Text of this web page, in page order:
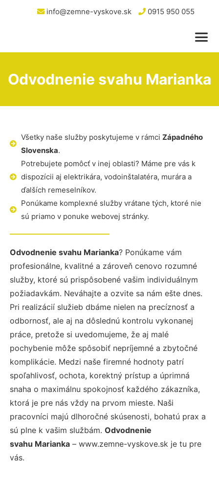
info@zemne-vyskove.sk 0915 950 055
Odvodnenie svahu Marianka
Všetky naše služby poskytujeme v rámci Západného
Slovenska.
Potrebujete pomôcť v inej oblasti? Máme pre vás k
dispozícii aj elektrikára, vodoinštalatéra, murára a
ďalších remeselníkov.
Ponúkame komplexné služby vrátane tých, ktoré nie
sú priamo v ponuke webovej stránky.
Odvodnenie svahu Marianka? Ponúkame vám
profesionálne, kvalitné a zároveň cenovo rozumné
služby, ktoré sú prispôsobené vašim individuálnym
požiadavkám. Neváhajte a ozvite sa nám ešte dnes.
Pri realizácií služieb dbáme nielen na precíznosť a
odbornosť, ale aj na dôslednú kontrolu vykonanej
práce, pretože si uvedomujeme, že aj malé
pochybenie môže spôsobiť nepríjemné a zbytočné
komplikácie. Medzi naše firemné hodnoty patrí
spoľahlivosť, ochota, korektný prístup a úprimná
snaha o maximálnu spokojnosť každého zákazníka,
ktorá je pre nás vždy na prvom mieste. Naši
pracovníci majú dlhoročné skúsenosti, bohatú prax a
sú plne k vašim službám. Odvodnenie
svahu Marianka – www.zemne-vyskove.sk je tu pre
vás.